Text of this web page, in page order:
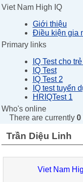
Viet Nam High IQ
Giới thiệu
Điều kiện gia
Primary links
IQ Test cho
IQ Test
IQ Test 2
IQ test tuyển
HRIQTest 1
Who's online
There are currently 0
Trần Diệu Linh
Viet Nam